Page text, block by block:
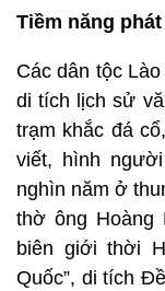
Tiềm năng
Các dân tộc
di tích lịch sử
trạm khắc đá
viết, hình
nghìn năm ở
thờ ông Hoàng
biên giới thời
Quốc”, di tích